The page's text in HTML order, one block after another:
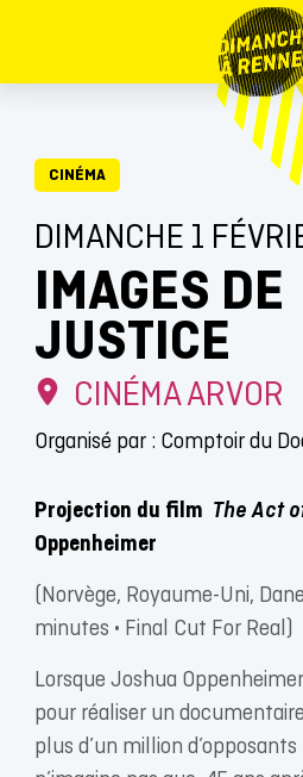
CINÉMA
DIMANCHE 1
IMAGES DE
JUSTICE
CINÉMA ARVOR
Organisé par : Comptoir du
Projection du film The Act
Oppenheimer
(Norvège, Royaume-Uni,
minutes • Final Cut For Real)
Lorsque Joshua
pour réaliser un
plus d’un million